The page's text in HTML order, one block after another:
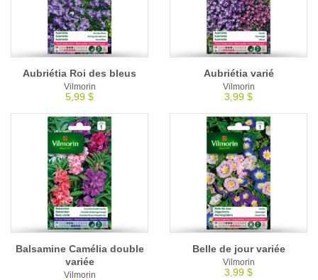
Aubriétia Roi des bleus
Vilmorin
5,99 $
Aubriétia varié
Vilmorin
3,99 $
Balsamine Camélia double
variée
Vilmorin
Belle de jour variée
Vilmorin
3,99 $